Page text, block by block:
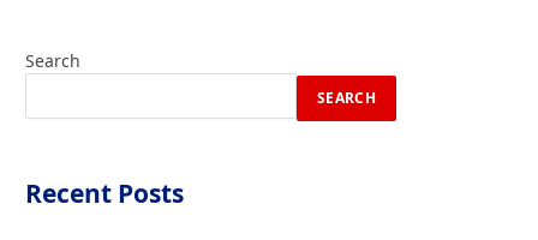
Search
SEARCH
Recent Posts